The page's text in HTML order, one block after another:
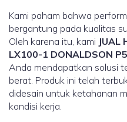
Kami paham bahwa
bergantung pada kualitas
Oleh karena itu, kami JUAL
LX100-1 DONALDSON
Anda mendapatkan solusi
berat. Produk ini telah
didesain untuk ketahanan
kondisi kerja.